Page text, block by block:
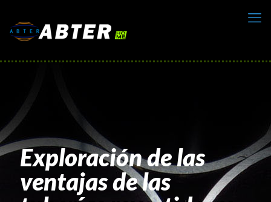
Exploración de las
ventajas de las